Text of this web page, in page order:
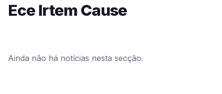
Ece Irtem Cause
Ainda não há notícias nesta secção.